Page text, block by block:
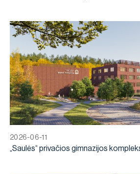
2026-06-11
„Saulės“ privačios gimnazijos